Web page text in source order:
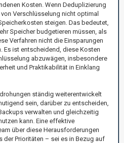
Kosten. Wenn Deduplizierung
Verschlüsselung nicht optimal
steigen. Das bedeutet,
Speicher budgetieren müssen, als
Verfahren nicht die Einsparungen
Es ist entscheidend, diese Kosten
abzuwägen, insbesondere
und Praktikabilität in Einklang
ständig weiterentwickelt
sein, darüber zu entscheiden,
verwalten und gleichzeitig
kann. Eine effektive
über diese Herausforderungen
der Prioritäten – sei es in Bezug auf